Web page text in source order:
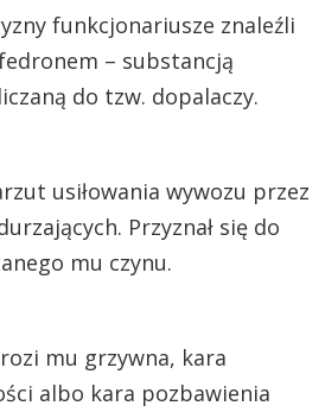
funkcjonariusze znaleźli
– substancją
do tzw. dopalaczy.
usiłowania wywozu przez
Przyznał się do
mu czynu.
mu grzywna, kara
albo kara pozbawienia